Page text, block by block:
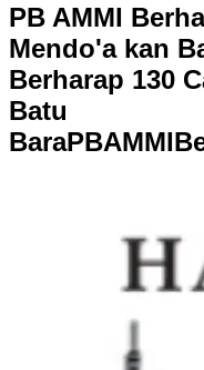
PB AMMI
Mendo'a kan
Berharap 130
Batu
BaraPBAMMIB